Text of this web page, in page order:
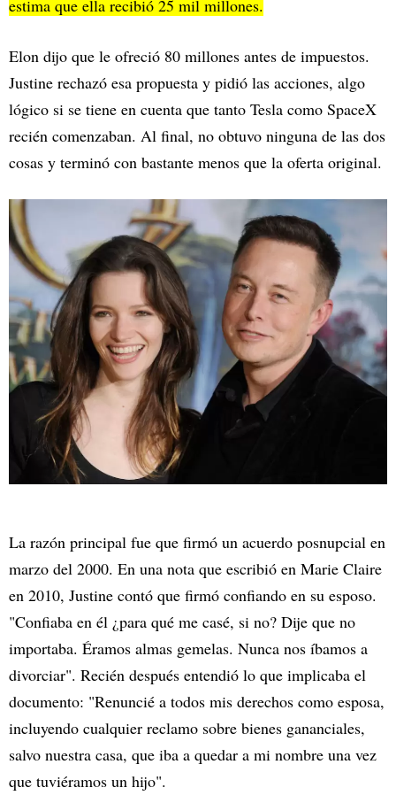
estima que ella recibió 25 mil millones.
Elon dijo que le ofreció 80 millones antes de impuestos.
Justine rechazó esa propuesta y pidió las acciones, algo
lógico si se tiene en cuenta que tanto Tesla como SpaceX
recién comenzaban. Al final, no obtuvo ninguna de las dos
cosas y terminó con bastante menos que la oferta original.
La razón principal fue que firmó un acuerdo posnupcial en
marzo del 2000. En una nota que escribió en Marie Claire
en 2010, Justine contó que firmó confiando en su esposo.
"Confiaba en él ¿para qué me casé, si no? Dije que no
importaba. Éramos almas gemelas. Nunca nos íbamos a
divorciar". Recién después entendió lo que implicaba el
documento: "Renuncié a todos mis derechos como esposa,
incluyendo cualquier reclamo sobre bienes gananciales,
salvo nuestra casa, que iba a quedar a mi nombre una vez
que tuviéramos un hijo".